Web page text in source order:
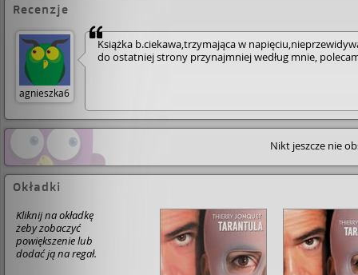
Recenzje
agnieszka6
Książka b.ciekawa,trzymająca w
do ostatniej strony przynajmniej według mnie,
Nikt jeszcze nie
Okładki
Kliknij na okładkę
żeby zobaczyć
powiększenie lub
dodać ją na regał.